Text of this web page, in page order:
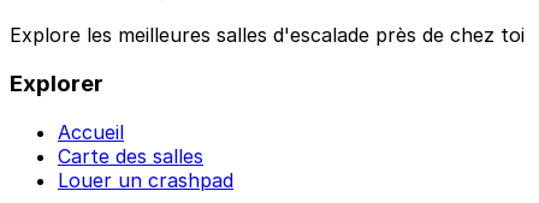
Explore les meilleures salles d'escalade près de chez toi
Explorer
Accueil
Carte des salles
Louer un crashpad